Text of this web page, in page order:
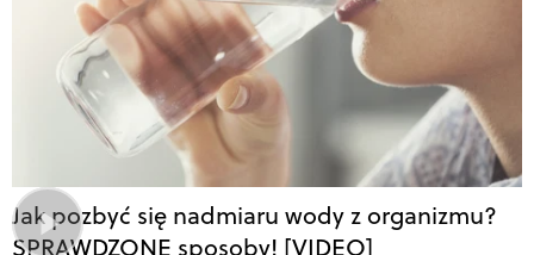
Jak pozbyć się nadmiaru wody z organizmu?
SPRAWDZONE sposoby! [VIDEO]